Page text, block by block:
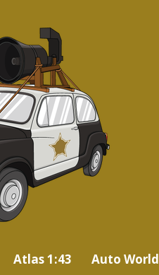
Atlas 1:43 Auto World